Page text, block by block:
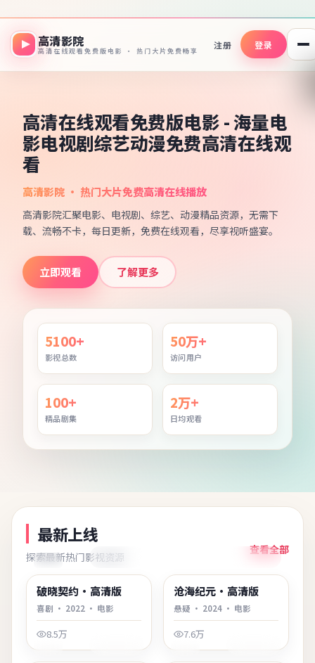
高清影院
高清在线观看免费版电影 · 热门大片免费畅享
注册 登录
高清在线观看免费版电影 - 海量电
影电视剧综艺动漫免费高清在线观
看
高清影院 · 热门大片免费高清在线播放
高清影院汇聚电影、电视剧、综艺、动漫精品资源，无需下
载、流畅不卡，每日更新，免费在线观看，尽享视听盛宴。
立即观看 了解更多
5100+
影视总数
50万+
访问用户
100+
精品剧集
2万+
日均观看
最新上线
探索最新热门影视资源
查看全部
最新
韩国 2:20:49
破晓契约·高清版
喜剧 · 2022 · 电影
8.5万
最新
1:58:01
沧海纪元·高清版
悬疑 · 2024 · 电影
7.6万